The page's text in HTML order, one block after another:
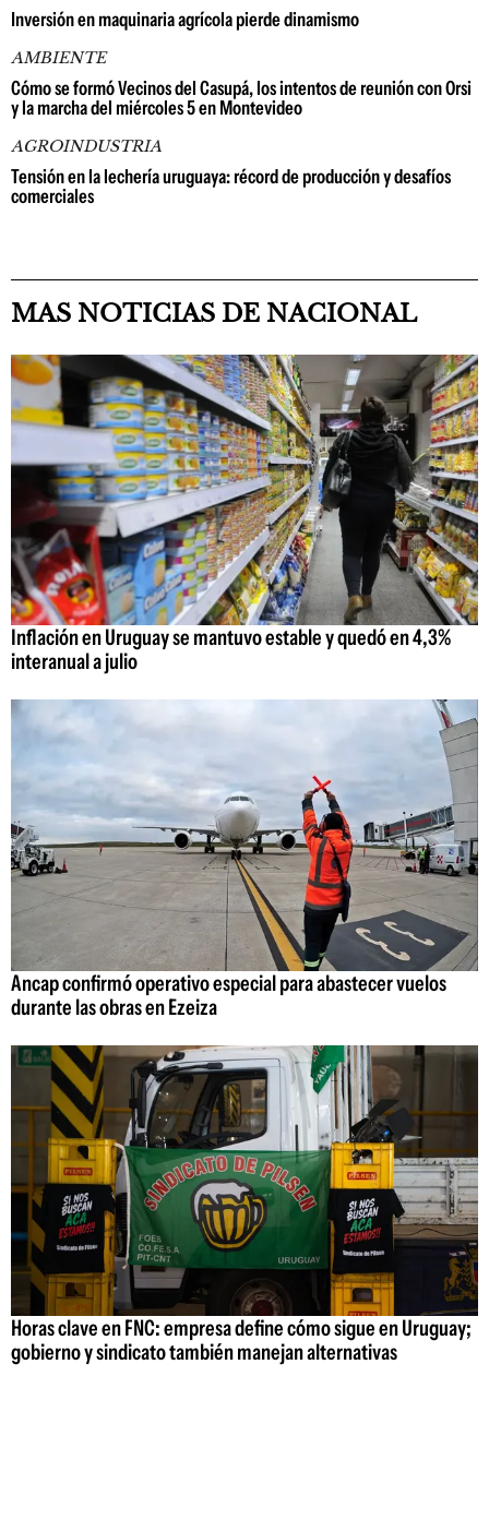
Inversión en maquinaria agrícola pierde dinamismo
AMBIENTE
Cómo se formó Vecinos del Casupá, los intentos de reunión con Orsi
y la marcha del miércoles 5 en Montevideo
AGROINDUSTRIA
Tensión en la lechería uruguaya: récord de producción y desafíos
comerciales
MAS NOTICIAS DE NACIONAL
Inflación en Uruguay se mantuvo estable y quedó en 4,3%
interanual a julio
Ancap confirmó operativo especial para abastecer vuelos
durante las obras en Ezeiza
Horas clave en FNC: empresa define cómo sigue en Uruguay;
gobierno y sindicato también manejan alternativas